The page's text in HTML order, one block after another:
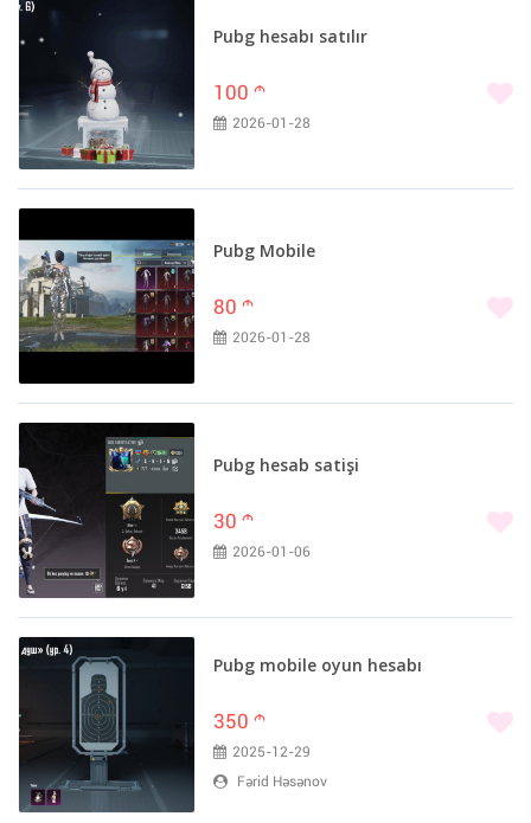
Babək (1)
Bərdə (1)
Cəlilabad (1)
Göyçay (1)
Kürdəmir (1)
Masallı (1)
Saatlı (1)
Şərur (1)
Şirvan (1)
Siyəzən (1)
Pubg hesabı satılır
100 m
2026-01-28
Pubg Mobile
80 m
2026-01-28
Pubg hesab satişi
30 m
2026-01-06
Pubg mobile oyun hesabı
350 m
2025-12-29
Fərid Həsənov